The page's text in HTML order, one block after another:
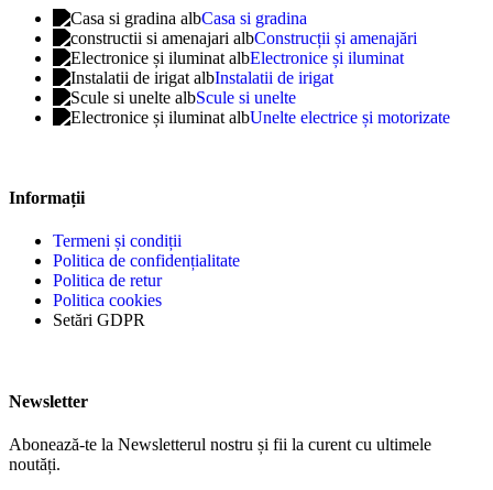
Casa si gradina
Construcții și amenajări
Electronice și iluminat
Instalatii de irigat
Scule si unelte
Unelte electrice și motorizate
Informații
Termeni și condiții
Politica de confidențialitate
Politica de retur
Politica cookies
Setări GDPR
Newsletter
Abonează-te la Newsletterul nostru și fii la curent cu ultimele
noutăți.